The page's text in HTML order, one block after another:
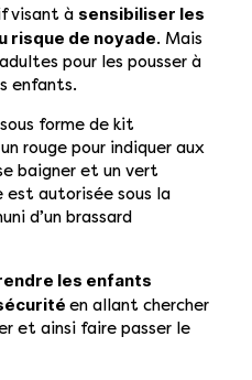
visant à sensibiliser les
risque de noyade. Mais
pour les pousser à
enfants.
forme de kit
rouge pour indiquer aux
baigner et un vert
est autorisée sous la
d’un brassard
les enfants
en allant chercher
et ainsi faire passer le